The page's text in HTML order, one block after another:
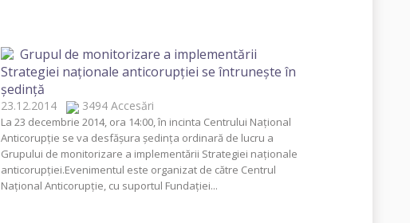
Grupul de monitorizare a implementării
Strategiei naţionale anticorupţiei se întruneşte în
şedinţă
23.12.2014 3494 Accesări
La 23 decembrie 2014, ora 14:00, în incinta Centrului Naţional
Anticorupţie se va desfăşura şedinţa ordinară de lucru a
Grupului de monitorizare a implementării Strategiei naţionale
anticorupţiei.Evenimentul este organizat de către Centrul
Naţional Anticorupţie, cu suportul Fundaţiei...